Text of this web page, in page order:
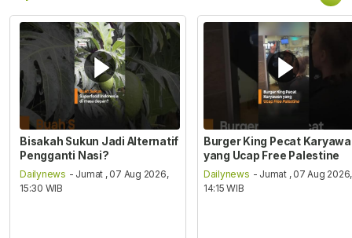
Bisakah Sukun Jadi Alternatif
Pengganti Nasi?
Dailynews - Jumat , 07 Aug 2026,
15:30 WIB
Burger King Pecat
yang Ucap Free Palestine
Dailynews - Jumat , 07 Aug 2026,
14:15 WIB